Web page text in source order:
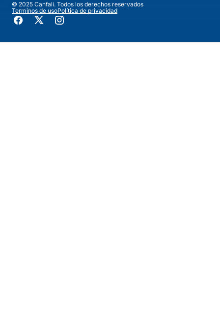
© 2025 Canfali. Todos los derechos reservados
Terminos de usoPolítica de privacidad